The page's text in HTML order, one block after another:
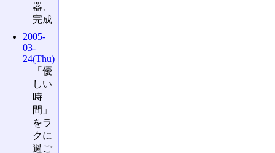
器、
完成
2005-
03-
24(Thu)
「優
しい
時
間」
をラ
クに
過ご